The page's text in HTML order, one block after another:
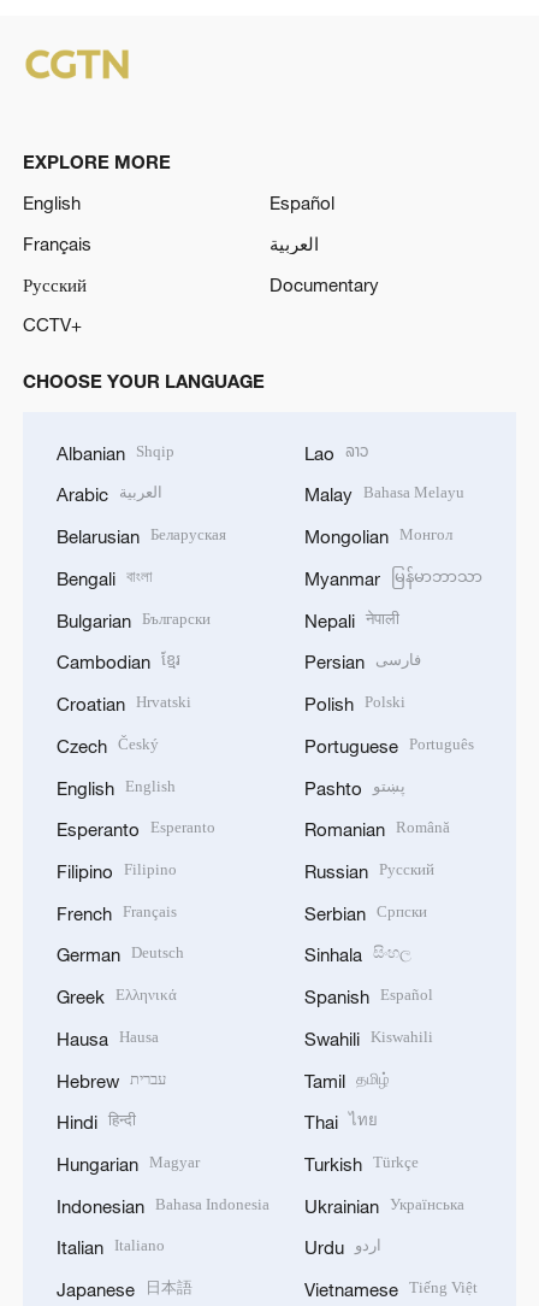
EXPLORE MORE
English
Español
Français
العربية
Русский
Documentary
CCTV+
CHOOSE YOUR LANGUAGE
Albanian Shqip
Arabic العربية
Belarusian Беларуская
Bengali বাংলা
Bulgarian Български
Cambodian ខ្មែរ
Croatian Hrvatski
Czech Český
English English
Esperanto Esperanto
Filipino Filipino
French Français
German Deutsch
Greek Ελληνικά
Hausa Hausa
Hebrew עברית
Hindi हिन्दी
Hungarian Magyar
Indonesian Bahasa Indonesia
Italian Italiano
Japanese 日本語
Lao ລາວ
Malay Bahasa Melayu
Mongolian Монгол
Myanmar မြန်မာဘာသာ
Nepali नेपाली
Persian فارسی
Polish Polski
Portuguese Português
Pashto پښتو
Romanian Română
Russian Русский
Serbian Српски
Sinhala සිංහල
Spanish Español
Swahili Kiswahili
Tamil தமிழ்
Thai ไทย
Turkish Türkçe
Ukrainian Українська
Urdu اردو
Vietnamese Tiếng Việt